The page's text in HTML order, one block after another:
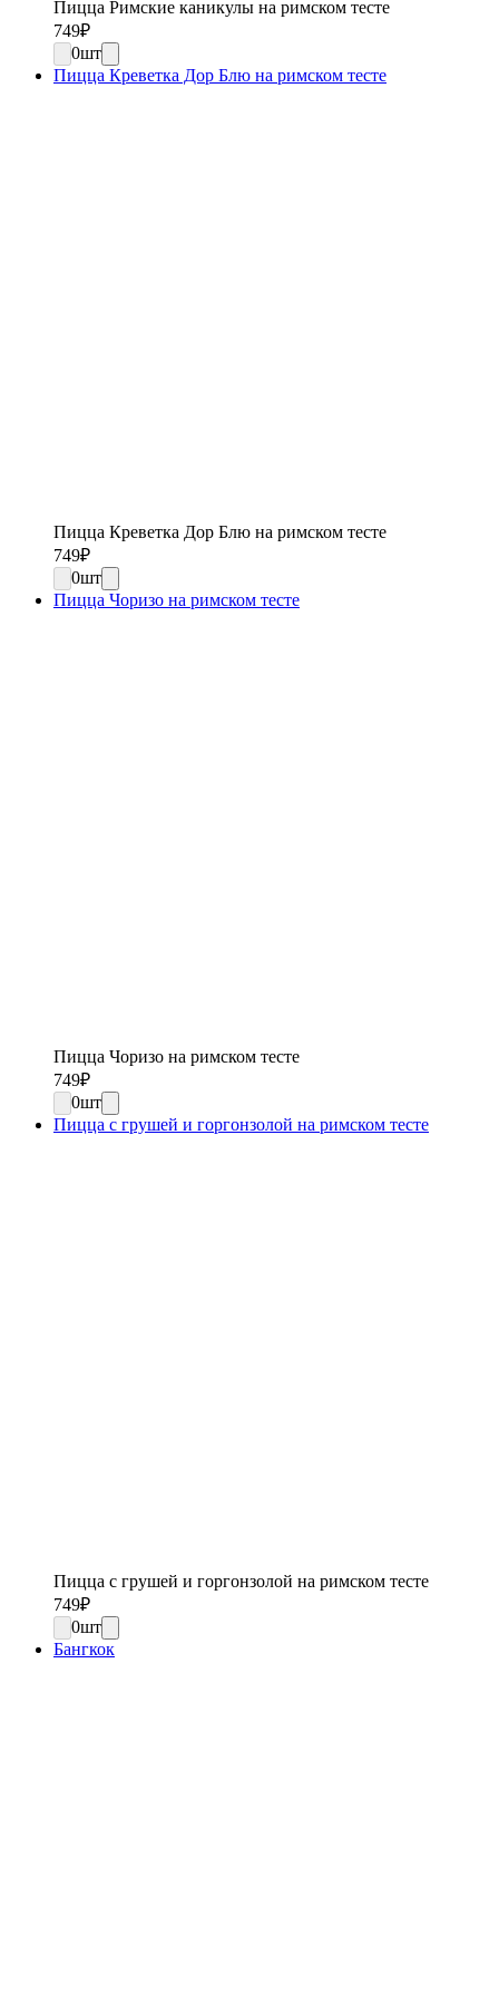
Пицца Римские каникулы на римском тесте
749₽
0шт
Пицца Креветка Дор Блю на римском тесте
Пицца Креветка Дор Блю на римском тесте
749₽
0шт
Пицца Чоризо на римском тесте
Пицца Чоризо на римском тесте
749₽
0шт
Пицца с грушей и горгонзолой на римском тесте
Пицца с грушей и горгонзолой на римском тесте
749₽
0шт
Бангкок